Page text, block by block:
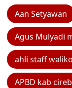
Aan Setyawan
Agus Mulyadi
ahli staff
APBD kab